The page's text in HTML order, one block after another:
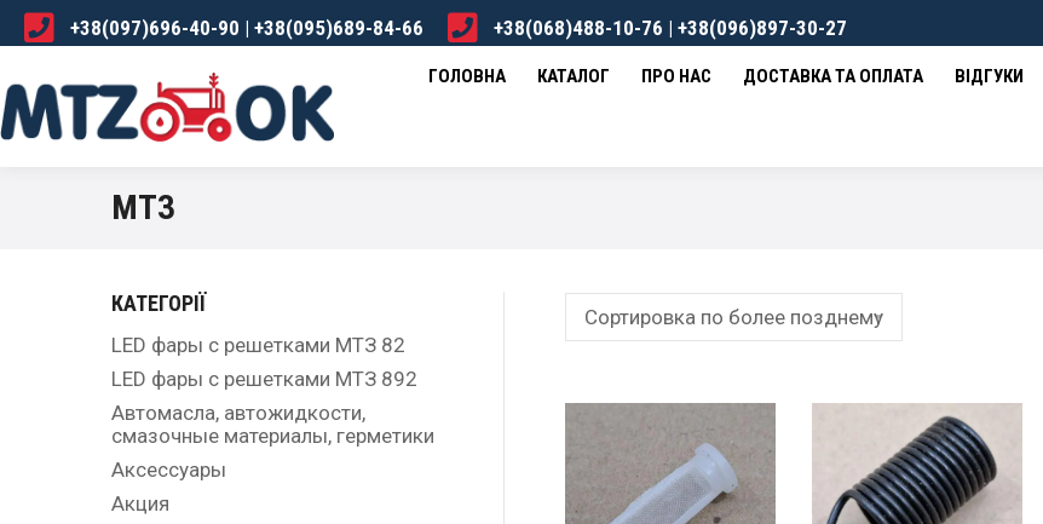
+38(097)696-40-90 | +38(095)689-84-66 +38(068)488-10-76 | +38(096)897-30-27
ГОЛОВНА КАТАЛОГ ПРО НАС ДОСТАВКА ТА ОПЛАТА ВІДГУКИ
МТЗ
КАТЕГОРІЇ
LED фары с решетками МТЗ 82
LED фары с решетками МТЗ 892
Автомасла, автожидкости,
смазочные материалы, герметики
Аксессуары
Акция
ГОЛОВНА КАТАЛОГ ПРО НАС ДОСТАВКА ТА ОПЛАТА ВІДГУКИ НОВИНИ